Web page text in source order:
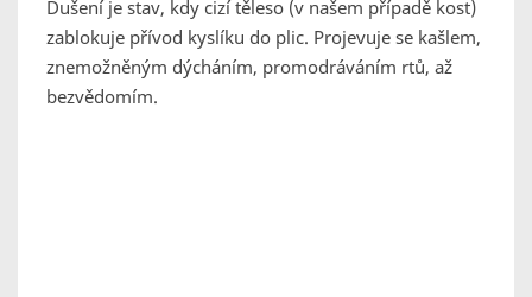
Dušení je stav, kdy cizí těleso (v našem případě kost)
zablokuje přívod kyslíku do plic. Projevuje se kašlem,
znemožněným dýcháním, promodráváním rtů, až
bezvědomím.